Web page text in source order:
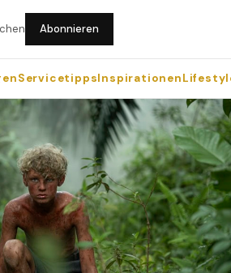
Abonnieren
ServicetippsInspirationen